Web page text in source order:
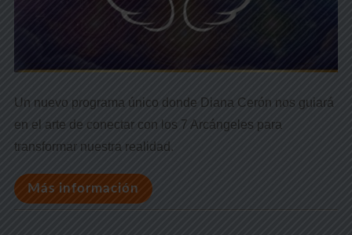
Un nuevo programa único donde Diana Cerón nos guiará
en el arte de conectar con los 7 Arcángeles para
transformar nuestra realidad.
Más información